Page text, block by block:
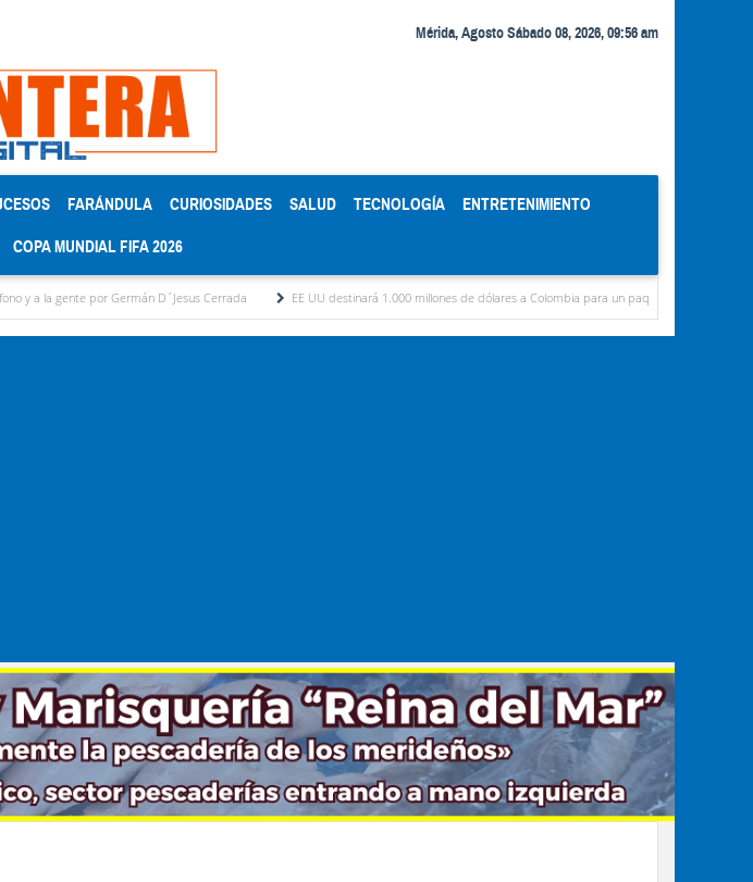
Mérida, Agosto Sábado 08, 2026, 09:56 am
FARÁNDULA CURIOSIDADES SALUD TECNOLOGÍA ENTRETENIMIENTO
COPA MUNDIAL FIFA 2026
por Germán D´Jesus Cerrada EE UU destinará 1.000 millones de dólares a Colombia para un paquete de seguridad